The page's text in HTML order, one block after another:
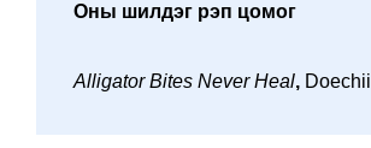
Оны шилдэг рэп цомог
Alligator Bites Never Heal, Doechii